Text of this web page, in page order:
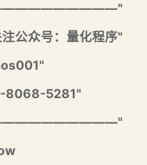
公众号：量化程序"
8068-5281"